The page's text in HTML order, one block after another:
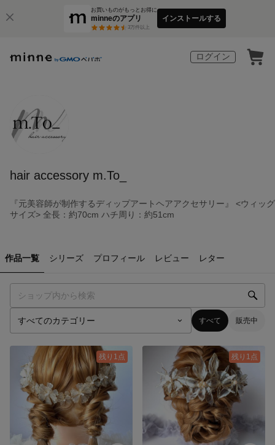
お買いものがもっとお得に
minneのアプリ
3万件以上
インストールする
ログイン
hair accessory m.To_
『元美容師が制作するディップアートヘアアクセサリー』 <ウィッグ
サイズ> 全長：約70cm ハチ周り：約51cm
作品一覧 シリーズ プロフィール レビュー レター
すべて 販売中
残り1点 残り1点